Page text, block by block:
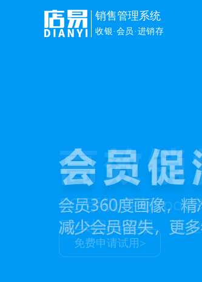
销售管理系统
收银·会员·进销存
免费申请试用>